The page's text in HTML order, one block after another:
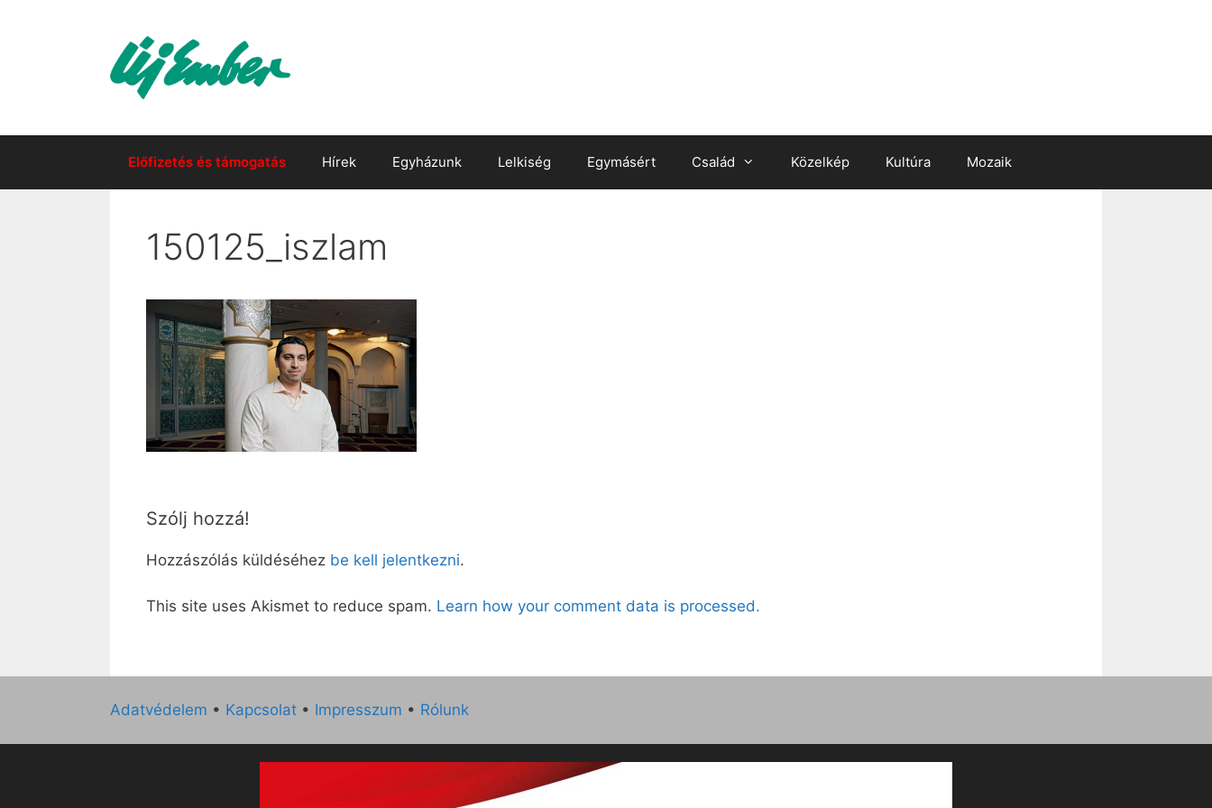
Előfizetés és támogatás Hírek Egyházunk Lelkiség Egymásért Család Közelkép Kultúra Mozaik
150125_iszlam
Szólj hozzá!
Hozzászólás küldéséhez be kell jelentkezni.
This site uses Akismet to reduce spam. Learn how your comment data is processed.
Adatvédelem • Kapcsolat • Impresszum • Rólunk